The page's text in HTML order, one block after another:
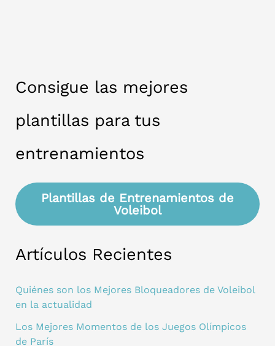
voleibol?
Consigue las mejores
plantillas para tus
entrenamientos
Plantillas de Entrenamientos de
Voleibol
Artículos Recientes
Quiénes son los Mejores Bloqueadores de Voleibol
en la actualidad
Los Mejores Momentos de los Juegos Olímpicos
de París